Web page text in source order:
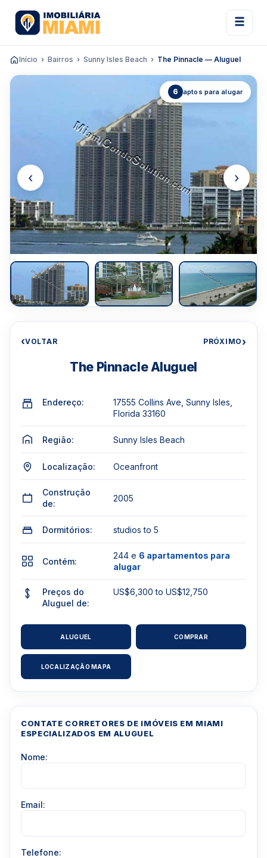
Início Bairros Sunny Isles Beach The Pinnacle — Aluguel
6 aptos para alugar
‹ ›
‹VOLTAR PRÓXIMO›
The Pinnacle Aluguel
Endereço:
17555 Collins Ave, Sunny Isles,
Florida 33160
Região: Sunny Isles Beach
Localização: Oceanfront
Construção
de:
2005
Dormitórios: studios to 5
Contém:
244 e 6 apartamentos para
alugar
Preços do
Aluguel de:
US$6,300 to US$12,750
ALUGUEL COMPRAR
LOCALIZAÇÃO MAPA
CONTATE CORRETORES DE IMÓVEIS EM MIAMI
ESPECIALIZADOS EM ALUGUEL
Nome:
Email:
Telefone: